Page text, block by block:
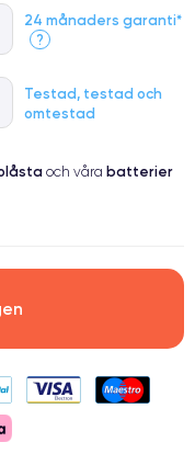
24 månaders garanti*
?
Testad, testad och
omtestad
och våra batterier